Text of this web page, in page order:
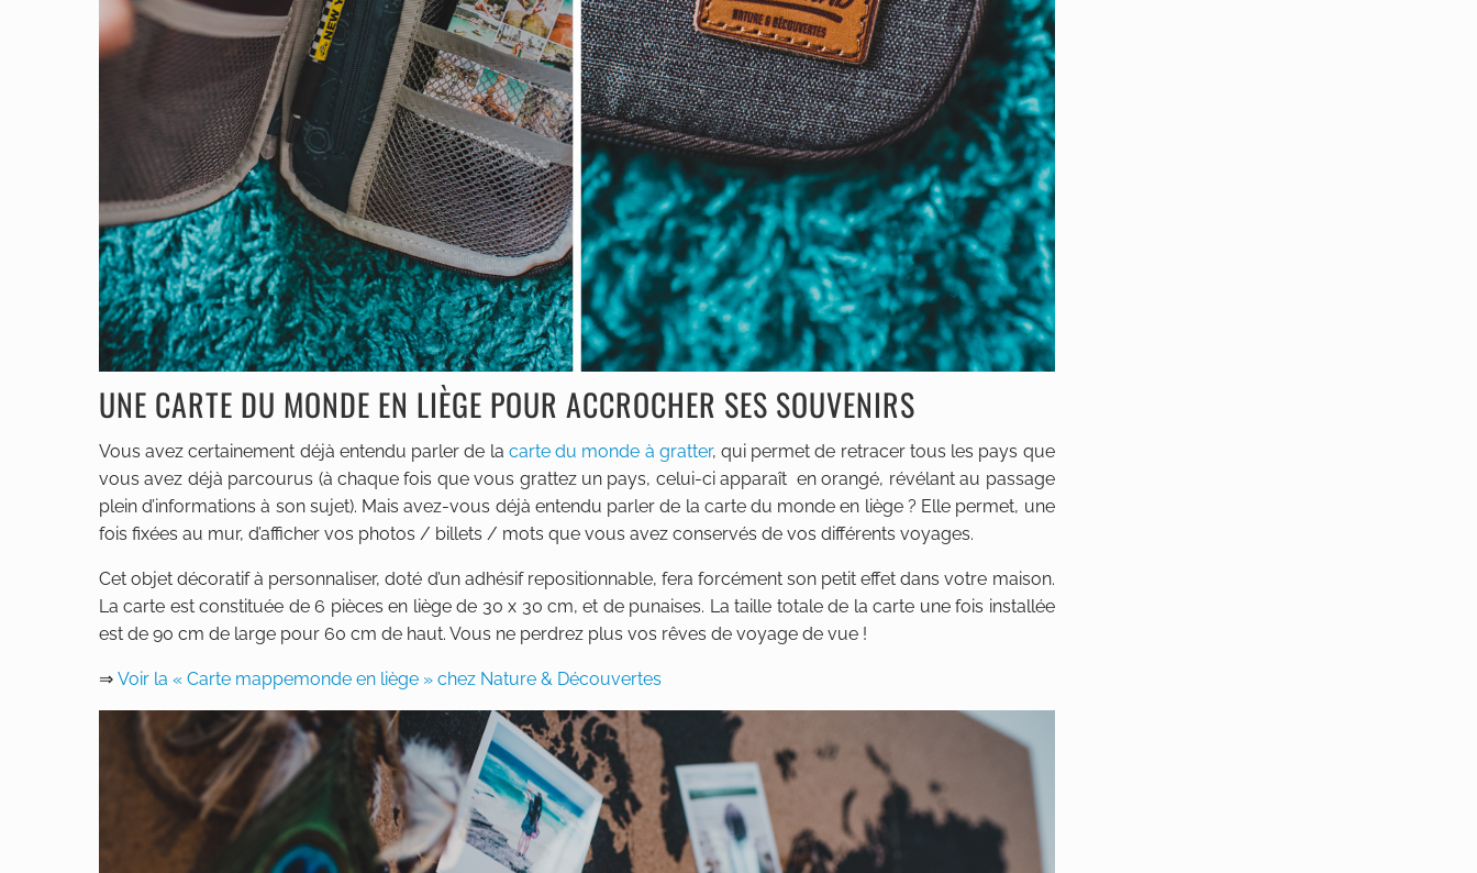
UNE CARTE DU MONDE EN LIÈGE POUR ACCROCHER SES SOUVENIRS
Vous avez certainement déjà entendu parler de la carte du monde à gratter, qui permet de retracer tous les pays que
vous avez déjà parcourus (à chaque fois que vous grattez un pays, celui-ci apparaît en orangé, révélant au passage
plein d’informations à son sujet). Mais avez-vous déjà entendu parler de la carte du monde en liège ? Elle permet, une
fois fixées au mur, d’afficher vos photos / billets / mots que vous avez conservés de vos différents voyages.
Cet objet décoratif à personnaliser, doté d’un adhésif repositionnable, fera forcément son petit effet dans votre maison.
La carte est constituée de 6 pièces en liège de 30 x 30 cm, et de punaises. La taille totale de la carte une fois installée
est de 90 cm de large pour 60 cm de haut. Vous ne perdrez plus vos rêves de voyage de vue !
⇒ Voir la « Carte mappemonde en liège » chez Nature & Découvertes